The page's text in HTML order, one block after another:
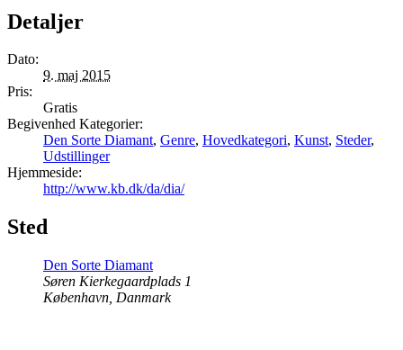
Detaljer
Dato:
9. maj 2015
Pris:
Gratis
Begivenhed Kategorier:
Den Sorte Diamant, Genre, Hovedkategori, Kunst, Steder,
Udstillinger
Hjemmeside:
http://www.kb.dk/da/dia/
Sted
Den Sorte Diamant
Søren Kierkegaardplads 1
København Danmark